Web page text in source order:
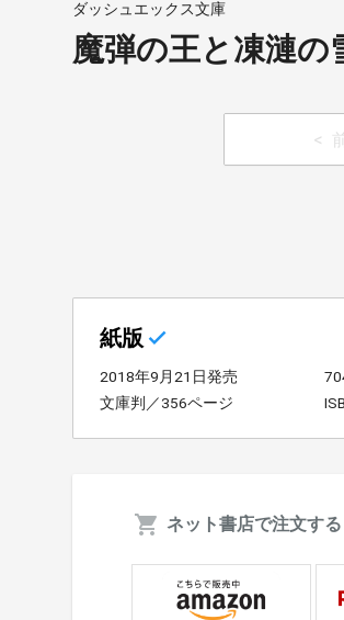
ダッシュエックス文庫
魔弾の王と凍漣の
紙版
2018年9月21日発売
文庫判／356ページ
ネット書店で注文する